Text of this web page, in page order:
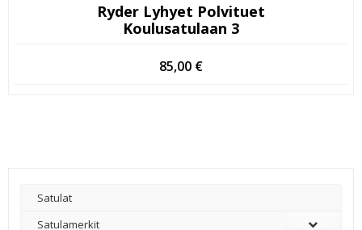
Ryder Lyhyet Polvituet
Koulusatulaan 3
85,00 €
Satulat
Satulamerkit